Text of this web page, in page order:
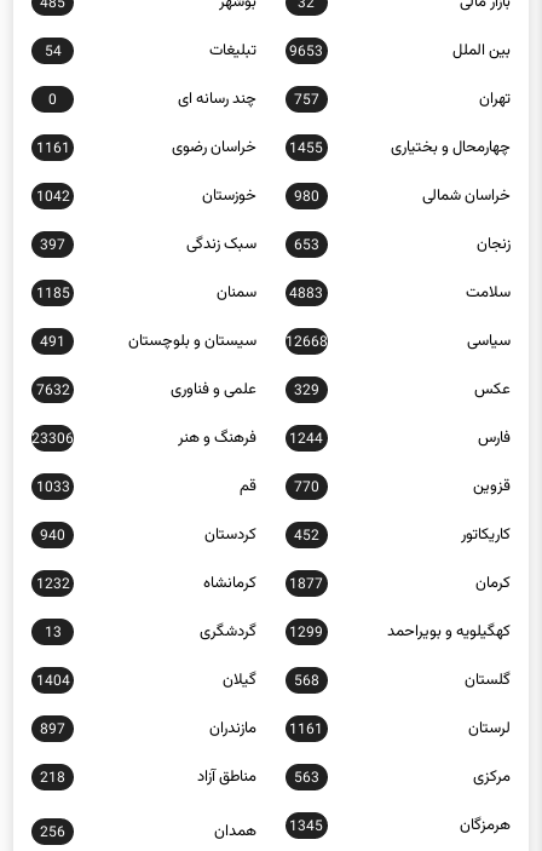
بین الملل 9653 تبلیغات 54
تهران 757 چند رسانه ای 0
چهارمحال و بختیاری 1455 خراسان رضوی 1161
خراسان شمالی 980 خوزستان 1042
زنجان 653 سبک زندگی 397
سلامت 4883 سمنان 1185
سیاسی 12668 سیستان و بلوچستان 491
عکس 329 علمی و فناوری 7632
فارس 1244 فرهنگ و هنر 23306
قزوین 770 قم 1033
کاریکاتور 452 کردستان 940
کرمان 1877 کرمانشاه 1232
کهگیلویه و بویراحمد 1299 گردشگری 13
گلستان 568 گیلان 1404
لرستان 1161 مازندران 897
مرکزی 563 مناطق آزاد 218
هرمزگان 1345
256
یزد 30